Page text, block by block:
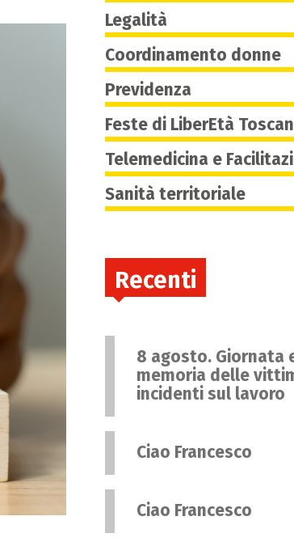
Legalità
Coordinamento donne
Previdenza
Feste di LiberEtà
Telemedicina e
Sanità territoriale
Recenti
8 agosto. Giornata
memoria delle
incidenti sul lavoro
Ciao Francesco
Ciao Francesco